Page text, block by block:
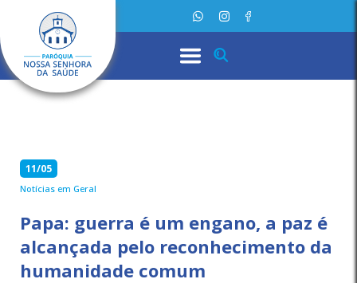
11/05
Notícias em Geral
Papa: guerra é um engano, a paz é
alcançada pelo reconhecimento da
humanidade comum